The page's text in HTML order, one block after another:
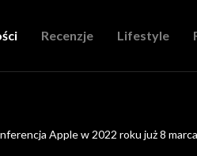
Recenzje Lifestyle
Apple w 2022 roku już 8